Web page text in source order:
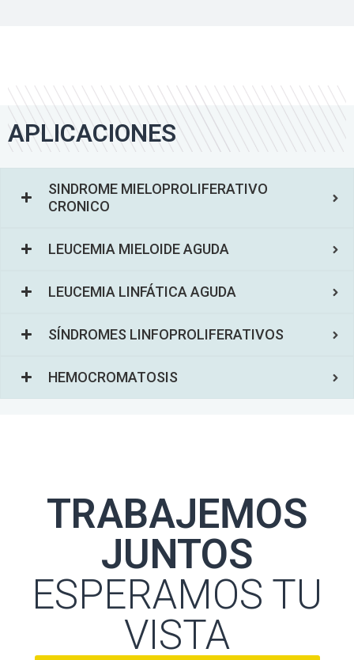
APLICACIONES
SINDROME MIELOPROLIFERATIVO
CRONICO
LEUCEMIA MIELOIDE AGUDA
LEUCEMIA LINFÁTICA AGUDA
SÍNDROMES LINFOPROLIFERATIVOS
HEMOCROMATOSIS
TRABAJEMOS
JUNTOS
ESPERAMOS TU
VISTA